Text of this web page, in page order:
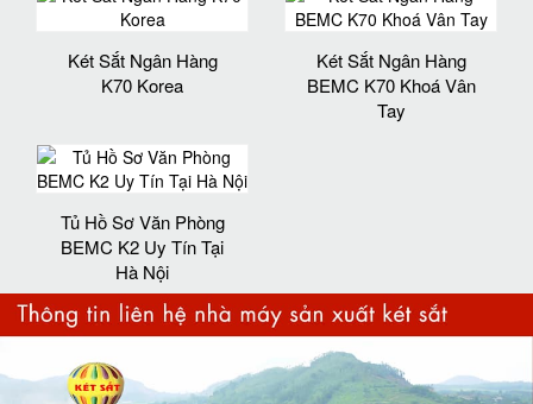
Két Sắt Ngân Hàng
K70 Korea
Két Sắt Ngân Hàng
BEMC K70 Khoá Vân
Tay
Tủ Hồ Sơ Văn Phòng
BEMC K2 Uy Tín Tại
Hà Nội